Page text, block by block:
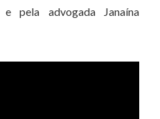
pela advogada Janaína